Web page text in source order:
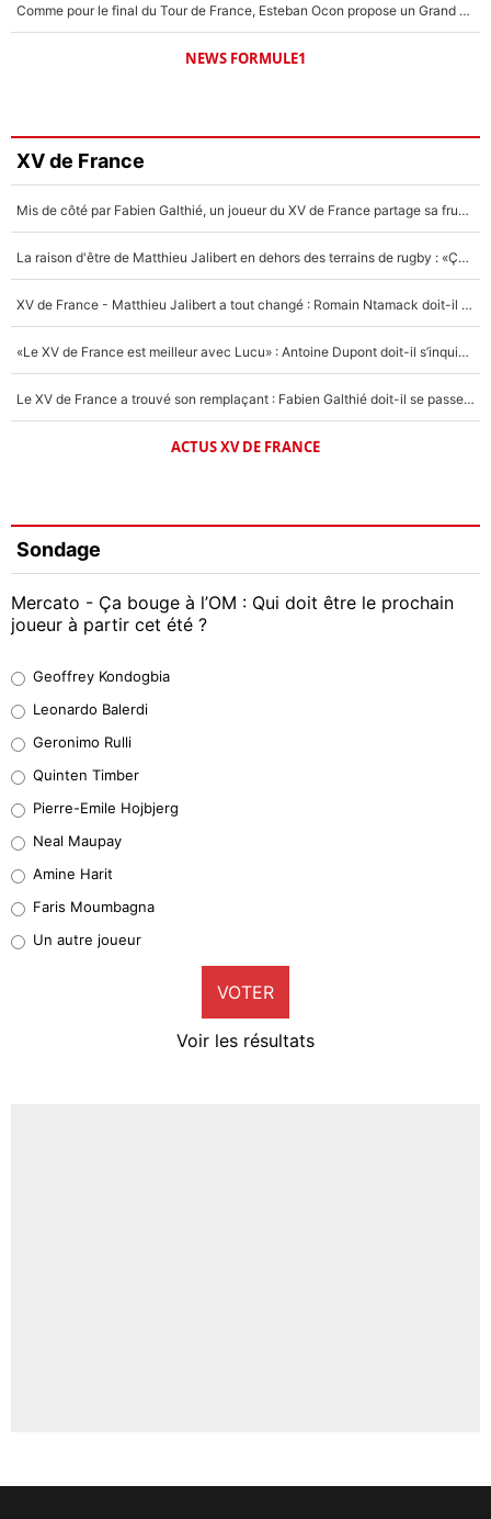
Comme pour le final du Tour de France, Esteban Ocon propose un Grand Prix de Formule 1 à Paris : «Autour de l’Arc de Triomphe, ce serait génial» !
NEWS FORMULE1
XV de France
Mis de côté par Fabien Galthié, un joueur du XV de France partage sa frustration : «ils ne me l’ont pas dit tout de suite»
La raison d'être de Matthieu Jalibert en dehors des terrains de rugby : «Ça m'atteint autant que si tu touches à un membre de ma famille»
XV de France - Matthieu Jalibert a tout changé : Romain Ntamack doit-il s’inquiéter pour sa place à un an de la Coupe du monde ?
«Le XV de France est meilleur avec Lucu» : Antoine Dupont doit-il s’inquiéter pour sa place ?
Le XV de France a trouvé son remplaçant : Fabien Galthié doit-il se passer d'Antoine Dupont ?
ACTUS XV DE FRANCE
Sondage
Mercato - Ça bouge à l’OM : Qui doit être le prochain
joueur à partir cet été ?
38%
32%
5%
1%
9%
Geoffrey Kondogbia
Leonardo Balerdi
Geronimo Rulli
Quinten Timber
Pierre-Emile Hojbjerg
Neal Maupay
Amine Harit
Faris Moumbagna
Un autre joueur
VOTER
Voir les résultats